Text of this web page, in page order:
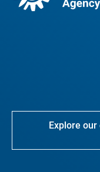
Explore